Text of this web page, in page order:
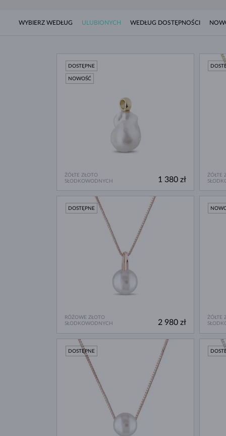
WYBIERZ WEDŁUG ULUBIONYCH WEDŁUG DOSTĘPNOŚCI
ŻÓŁTE ZŁOTO
SŁODKOWODNYCH
DOSTĘPNE
NOWOŚĆ
1 380 zł
ŻÓŁTE
RÓŻOWE ZŁOTO
SŁODKOWODNYCH
DOSTĘPNE
2 980 zł
ŻÓŁTE
DOSTĘPNE